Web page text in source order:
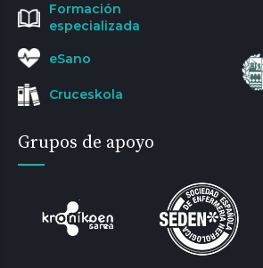
Formación
especializada
eSano
Cruceskola
Grupos de apoyo